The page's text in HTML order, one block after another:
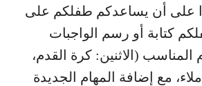
على أن يساعدكم طفلكم على
كتابة أو رسم الواجبات
المناسب (الاثنين: كرة القدم،
مع إضافة المهام الجديدة